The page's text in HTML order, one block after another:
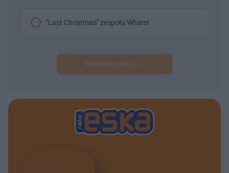
"Last Christmas" zespołu Wham!
Następne pytanie